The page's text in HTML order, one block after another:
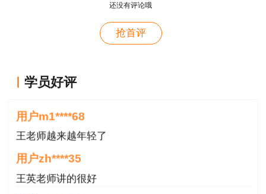
答：领取方式分两种，分别是现场领取和邮政
邮递领取（仅部分省份支持邮递领取，考生到时可
查询当地人事考试网通知或者拨打考试中心电话询
答：个别考生由于特殊情况不能在相关时间内
办理证书领取事宜，一般各地考试中心会代为保
管，考生可拨打当地考试中心进行询问。
四、证书领取通知到时候会在哪里公布？
还没有评论哦
抢首评
学员好评
用户m2****88
一如既往的好
用户m1****68
王老师越来越年轻了
用户zh****35
王英老师讲的很好